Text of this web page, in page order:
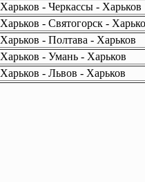
Харьков - Черкассы - Харьков
Харьков - Святогорск -
Харьков - Полтава - Харьков
Харьков - Умань - Харьков
Харьков - Львов - Харьков